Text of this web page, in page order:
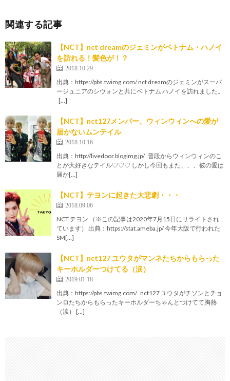
関連する記事
【NCT】nct dreamのジェミンがベトナム・ハノイ
を訪れる！髪色が！？
2018.10.29
出典：https://pbs.twimg.com/ nct dreamのジェミンがスーパ
ージュニアのシウォンと共にベトナム ハノイを訪れました。
[…]
【NCT】nct127メンバー、ウィンウィンへの愛が
届かないムンテイル
2018.10.16
出典：http://livedoor.blogimg.jp/ 普段からウィンウィンのこ
とが大好きなテイル♡♡♡ しかし今回もまた、、、彼の愛は
届か[…]
【NCT】テヨンに起きた大悲劇・・・
2018.09.06
NCT テヨン （※この記事は2020年7月15日にリライトされ
ています） 出典：https://stat.ameba.jp/ 今年大阪で行われた
SM[…]
【NCT】nct127 ユウタがマンネたちからもらった
キーホルダーつけてる（涙）
2019.01.18
出典：https://pbs.twimg.com/ nct127 ユウタがチソンとチョ
ンロたちからもらったキーホルダーちゃんとつけてて胸熱
（涙） […]